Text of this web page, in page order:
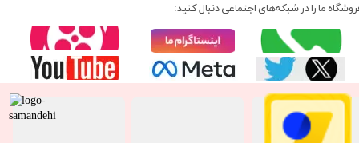
ما را در شبکه‌های اجتماعی دنبال کنید: